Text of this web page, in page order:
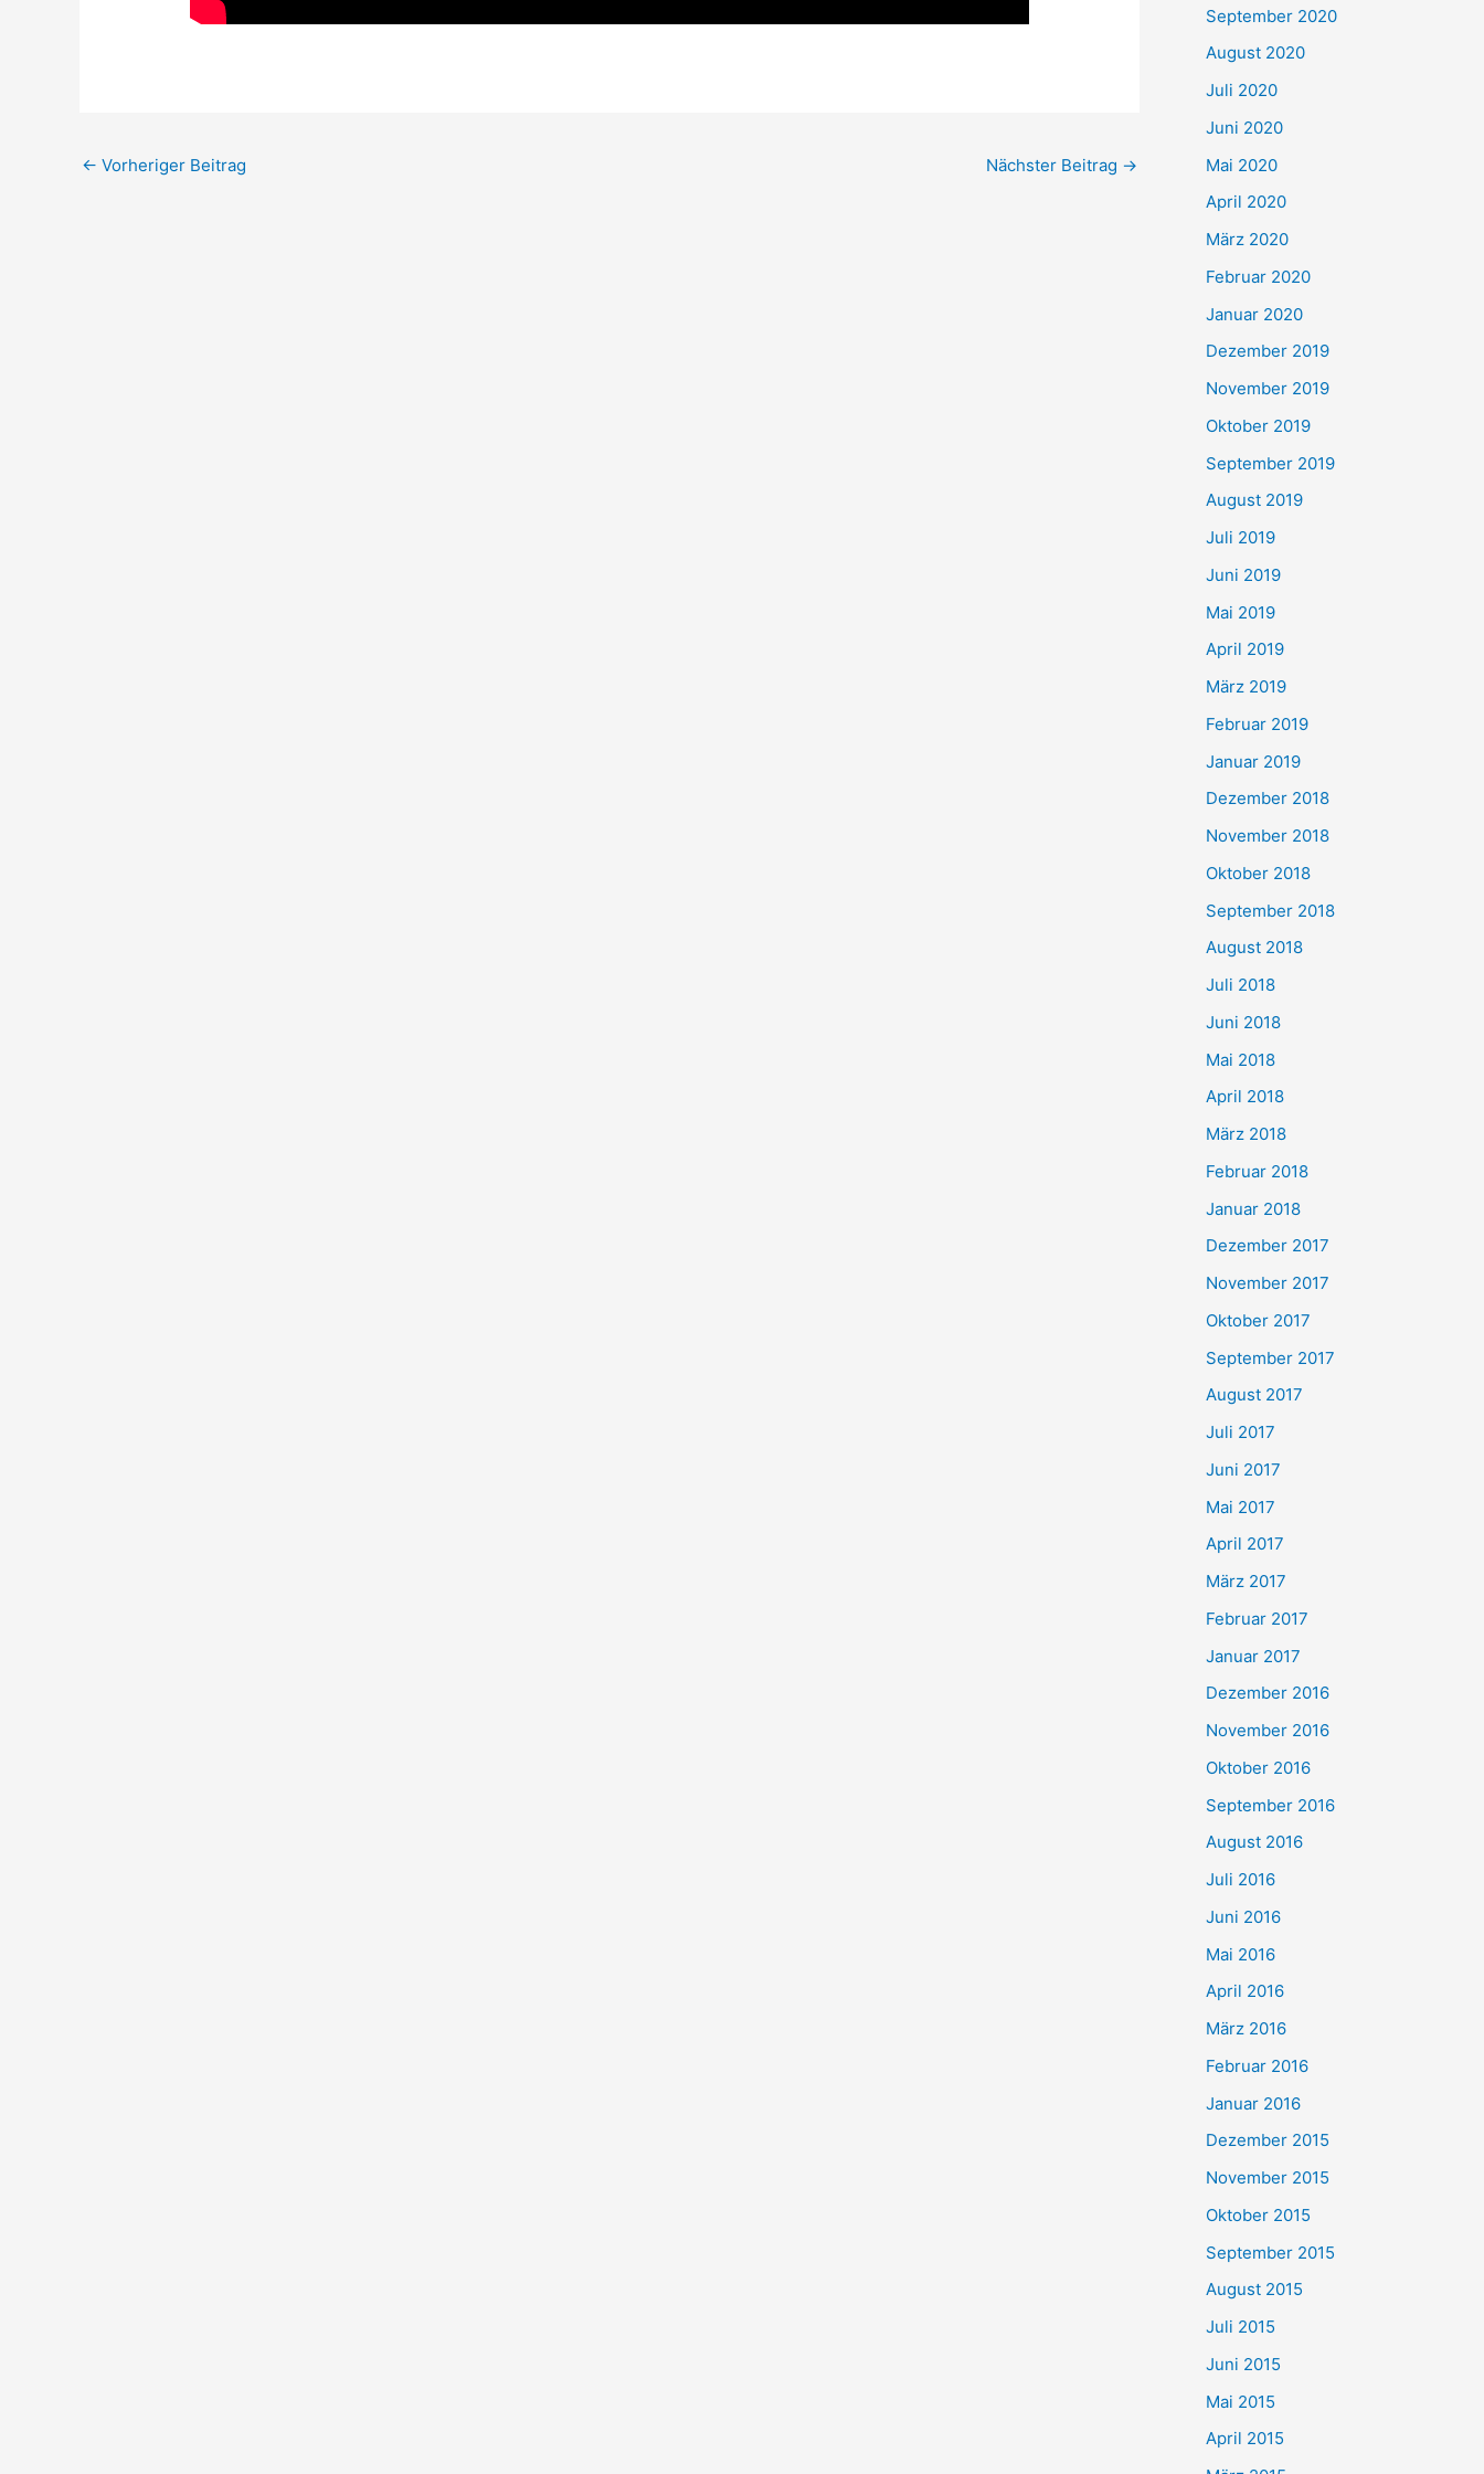
← Vorheriger Beitrag Nächster Beitrag →
September 2020
August 2020
Juli 2020
Juni 2020
Mai 2020
April 2020
März 2020
Februar 2020
Januar 2020
Dezember 2019
November 2019
Oktober 2019
September 2019
August 2019
Juli 2019
Juni 2019
Mai 2019
April 2019
März 2019
Februar 2019
Januar 2019
Dezember 2018
November 2018
Oktober 2018
September 2018
August 2018
Juli 2018
Juni 2018
Mai 2018
April 2018
März 2018
Februar 2018
Januar 2018
Dezember 2017
November 2017
Oktober 2017
September 2017
August 2017
Juli 2017
Juni 2017
Mai 2017
April 2017
März 2017
Februar 2017
Januar 2017
Dezember 2016
November 2016
Oktober 2016
September 2016
August 2016
Juli 2016
Juni 2016
Mai 2016
April 2016
März 2016
Februar 2016
Januar 2016
Dezember 2015
November 2015
Oktober 2015
September 2015
August 2015
Juli 2015
Juni 2015
Mai 2015
April 2015